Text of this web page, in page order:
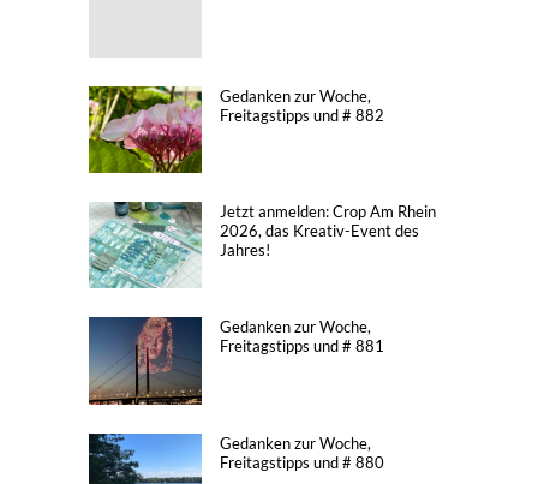
Gedanken zur Woche,
Freitagstipps und # 882
Jetzt anmelden: Crop Am Rhein
2026, das Kreativ-Event des
Jahres!
Gedanken zur Woche,
Freitagstipps und # 881
Gedanken zur Woche,
Freitagstipps und # 880